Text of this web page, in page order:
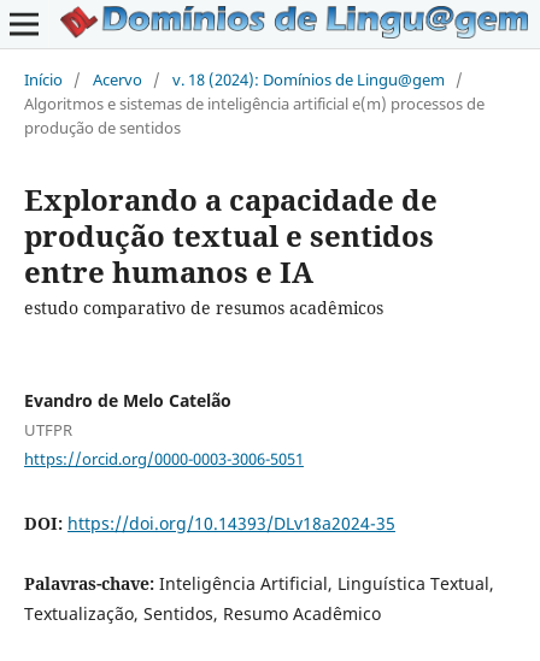
Início / Acervo / v. 18 (2024): Domínios de Lingu@gem /
Algoritmos e sistemas de inteligência artificial e(m) processos de
produção de sentidos
Explorando a capacidade de
produção textual e sentidos
entre humanos e IA
estudo comparativo de resumos acadêmicos
Evandro de Melo Catelão
UTFPR
https://orcid.org/0000-0003-3006-5051
DOI: https://doi.org/10.14393/DLv18a2024-35
Palavras-chave: Inteligência Artificial, Linguística Textual,
Textualização, Sentidos, Resumo Acadêmico